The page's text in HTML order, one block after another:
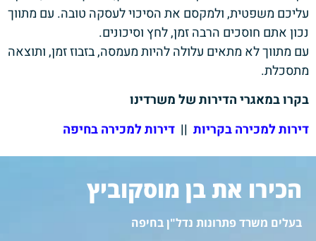
עליכם משפטית, ולמקסם את הסיכוי לעסקה טובה. עם מתווך
נכון אתם חוסכים הרבה זמן, לחץ וסיכונים.
עם מתווך לא מתאים עלולה להיות מעמסה, בזבוז זמן, ותוצאה
מתסכלת.
בקרו במאגרי הדירות של משרדינו
דירות למכירה בקריות || דירות למכירה בחיפה
הכירו את בן מוסקוביץ
בעלים משרד פתרונות נדל"ן בחיפה